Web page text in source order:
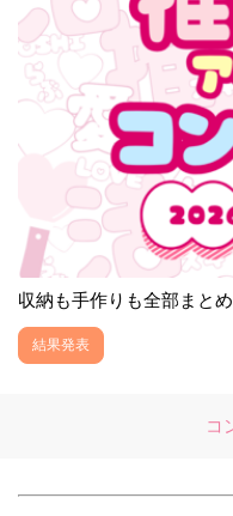
収納も手作りも全部まと
結果発表
コ